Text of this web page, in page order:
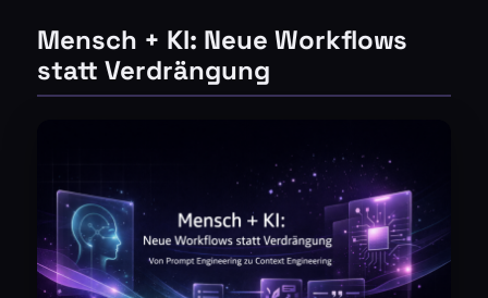
Mensch + KI: Neue Workflows
statt Verdrängung